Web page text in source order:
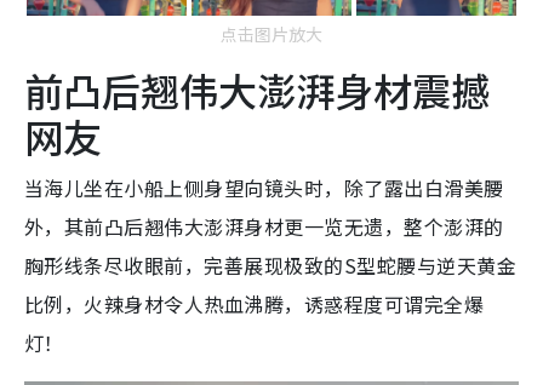
点击图片放大
前凸后翘伟大澎湃身材震撼
网友
当海儿坐在小船上侧身望向镜头时，除了露出白滑美腰
外，其前凸后翘伟大澎湃身材更一览无遗，整个澎湃的
胸形线条尽收眼前，完善展现极致的S型蛇腰与逆天黄金
比例，火辣身材令人热血沸腾，诱惑程度可谓完全爆
灯！